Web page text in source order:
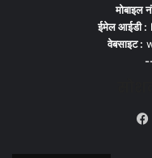
मोबाइल
ईमेल आईडी :
वेबसाइट :